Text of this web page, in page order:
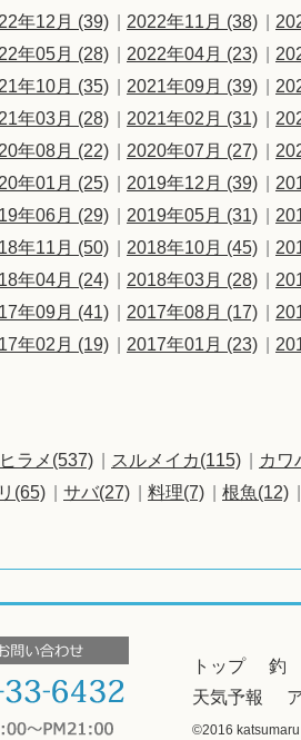
年12月 (39)
2022年11月 (38)
年05月 (28)
2022年04月 (23)
年10月 (35)
2021年09月 (39)
年03月 (28)
2021年02月 (31)
年08月 (22)
2020年07月 (27)
年01月 (25)
2019年12月 (39)
年06月 (29)
2019年05月 (31)
年11月 (50)
2018年10月 (45)
年04月 (24)
2018年03月 (28)
年09月 (41)
2017年08月 (17)
年02月 (19)
2017年01月 (23)
ヒラメ(537) スルメイカ(115) カワ
(65)
サバ(27) 料理(7) 根魚(12)
トップ 釣
天気予報
©2016